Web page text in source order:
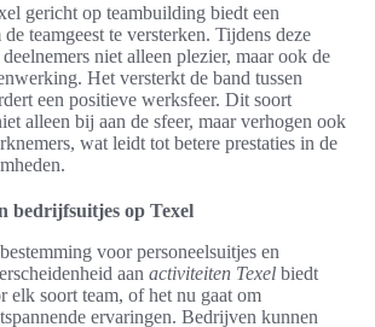
gericht op teambuilding biedt een
teamgeest te versterken. Tijdens deze
niet alleen plezier, maar ook de
Het versterkt de band tussen
een positieve werksfeer. Dit soort
alleen bij aan de sfeer, maar verhogen ook
wat leidt tot betere prestaties in de
bedrijfsuitjes op Texel
voor personeelsuitjes en
aan activiteiten Texel biedt
elk soort team, of het nu gaat om
ervaringen. Bedrijven kunnen